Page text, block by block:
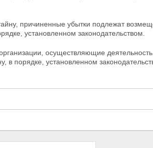
причиненные убытки подлежат
установленном законодательством.
осуществляющие
в порядке, установленном